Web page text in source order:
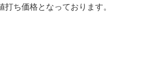
打ち価格となっております。